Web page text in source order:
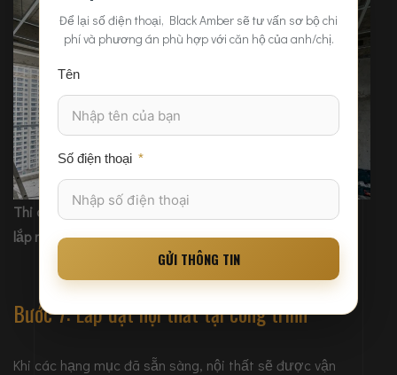
Thi công phần thô bao gồm điện, nước và trần trước khi
lắp nội thất
Bước 7: Lắp đặt nội thất tại công trình
Khi các hạng mục đã sẵn sàng, nội thất sẽ được vận
Để lại số điện thoại, Black Amber sẽ tư vấn sơ bộ chi
phí và phương án phù hợp với căn hộ của anh/chị.
Tên
Số điện thoại
GỬI THÔNG TIN